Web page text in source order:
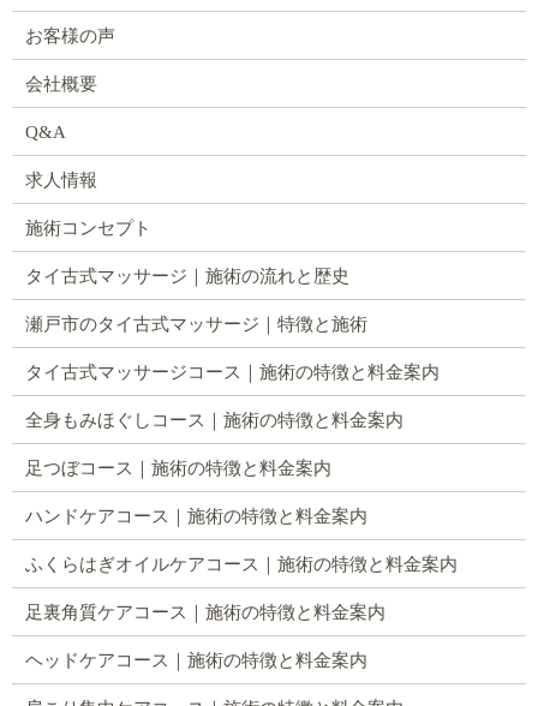
お客様の声
会社概要
Q&A
求人情報
施術コンセプト
タイ古式マッサージ｜施術の流れと歴史
瀬戸市のタイ古式マッサージ｜特徴と施術
タイ古式マッサージコース｜施術の特徴と料金案内
全身もみほぐしコース｜施術の特徴と料金案内
足つぼコース｜施術の特徴と料金案内
ハンドケアコース｜施術の特徴と料金案内
ふくらはぎオイルケアコース｜施術の特徴と料金案内
足裏角質ケアコース｜施術の特徴と料金案内
ヘッドケアコース｜施術の特徴と料金案内